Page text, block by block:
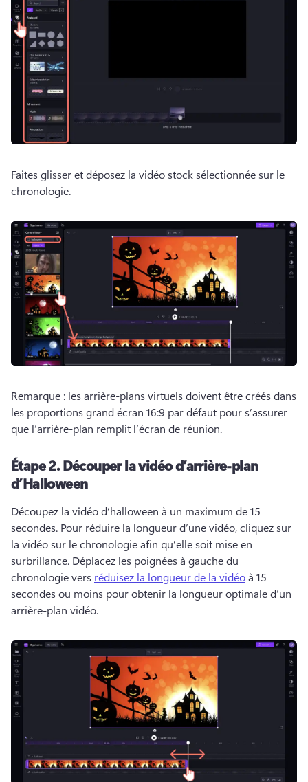
Faites glisser et déposez la vidéo stock sélectionnée sur le
chronologie.
Remarque : les arrière-plans virtuels doivent être créés dans
les proportions grand écran 16:9 par défaut pour s’assurer
que l’arrière-plan remplit l’écran de réunion.
Étape 2.Découper la vidéo d’arrière-plan
d’Halloween
Découpez la vidéo d’halloween à un maximum de 15
secondes. Pour réduire la longueur d’une vidéo, cliquez sur
la vidéo sur le chronologie afin qu’elle soit mise en
surbrillance. Déplacez les poignées à gauche du
chronologie vers réduisez la longueur de la vidéo à 15
secondes ou moins pour obtenir la longueur optimale d’un
arrière-plan vidéo.